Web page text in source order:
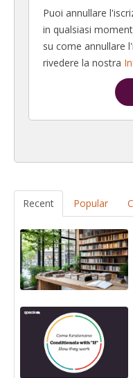
Puoi annullare
in qualsiasi
su come annullare
rivedere la nostra
Recent Popular